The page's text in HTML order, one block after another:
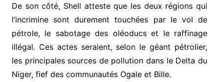
De son côté, Shell atteste que les deux régions qui
l’incrimine sont durement touchées par le vol de
pétrole, le sabotage des oléoducs et le raffinage
illégal. Ces actes seraient, selon le géant pétrolier,
les principales sources de pollution dans le Delta du
Niger, fief des communautés Ogale et Bille.